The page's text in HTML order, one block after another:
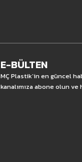
E-BÜLTEN
MÇ Plastik’in en güncel
kanalımıza abone olun